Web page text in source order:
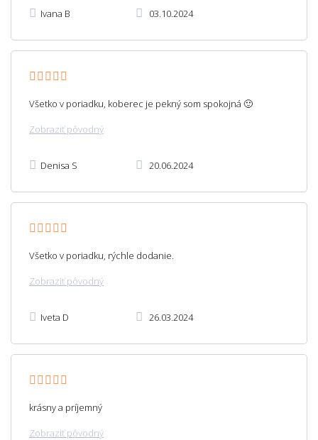
Ivana B 03.10.2024
Všetko v poriadku, koberec je pekný som spokojná 🙂
Zobraziť pôvodný
Denisa S 20.06.2024
Všetko v poriadku, rýchle dodanie.
Zobraziť pôvodný
Iveta D 26.03.2024
krásny a príjemný
Zobraziť pôvodný